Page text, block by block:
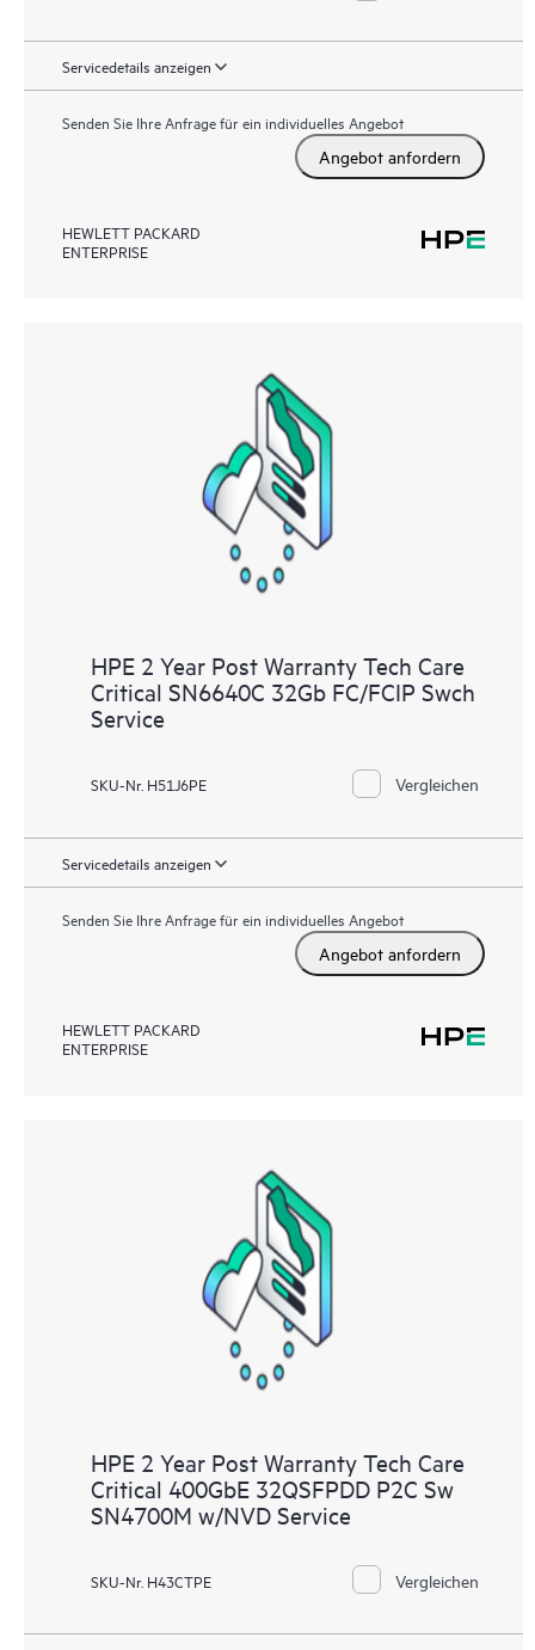
Servicedetails anzeigen
Senden Sie Ihre Anfrage für ein individuelles Angebot
Angebot anfordern
HEWLETT PACKARD
ENTERPRISE
HPE 2 Year Post Warranty Tech Care
Critical SN6640C 32Gb FC/FCIP Swch
Service
SKU-Nr. H51J6PE Vergleichen
Servicedetails anzeigen
Senden Sie Ihre Anfrage für ein individuelles Angebot
Angebot anfordern
HEWLETT PACKARD
ENTERPRISE
HPE 2 Year Post Warranty Tech Care
Critical 400GbE 32QSFPDD P2C Sw
SN4700M w/NVD Service
SKU-Nr. H43CTPE Vergleichen